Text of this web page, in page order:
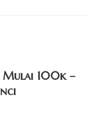
Mulai 100k –